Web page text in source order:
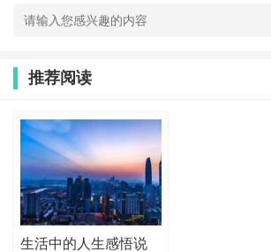
推荐阅读
生活中的人生感悟说